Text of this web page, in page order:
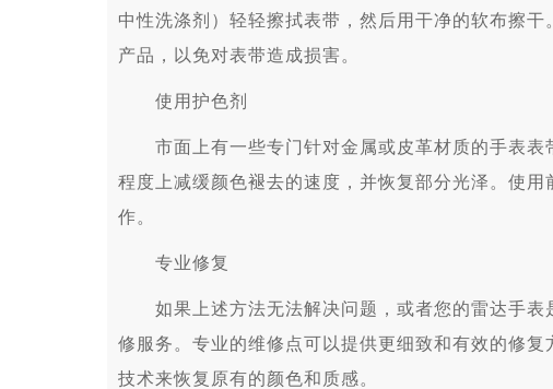
中性洗涤剂）轻轻擦拭表带，然后用干净的软布擦
产品，以免对表带造成损害。
使用护色剂
市面上有一些专门针对金属或皮革材质的手表表
程度上减缓颜色褪去的速度，并恢复部分光泽。使
作。
专业修复
如果上述方法无法解决问题，或者您的雷达手表
修服务。专业的维修点可以提供更细致和有效的修
技术来恢复原有的颜色和质感。